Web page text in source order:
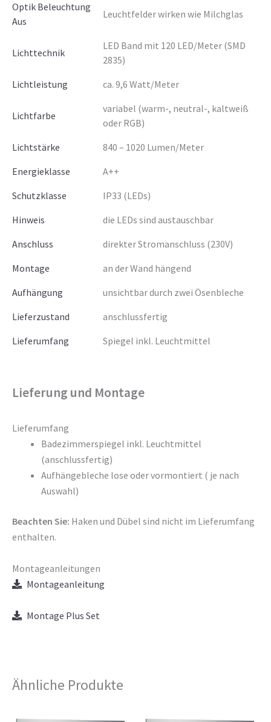
Optik Beleuchtung
Aus
Leuchtfelder wirken wie Milchglas
Lichttechnik
LED Band mit 120 LED/Meter (SMD
2835)
Lichtleistung
ca. 9,6 Watt/Meter
Lichtfarbe
variabel (warm-, neutral-, kaltweiß
oder RGB)
Lichtstärke
840 – 1020 Lumen/Meter
Energieklasse
A++
Schutzklasse
IP33 (LEDs)
Hinweis
die LEDs sind austauschbar
Anschluss
direkter Stromanschluss (230V)
Montage
an der Wand hängend
Aufhängung
unsichtbar durch zwei Ösenbleche
Lieferzustand
anschlussfertig
Lieferumfang
Spiegel inkl. Leuchtmittel
Lieferung und Montage
Lieferumfang
Badezimmerspiegel inkl. Leuchtmittel
(anschlussfertig)
Aufhängebleche lose oder vormontiert ( je nach
Auswahl)
Beachten Sie: Haken und Dübel sind nicht im Lieferumfang
enthalten.
Montageanleitungen
Montageanleitung
Montage Plus Set
Ähnliche Produkte